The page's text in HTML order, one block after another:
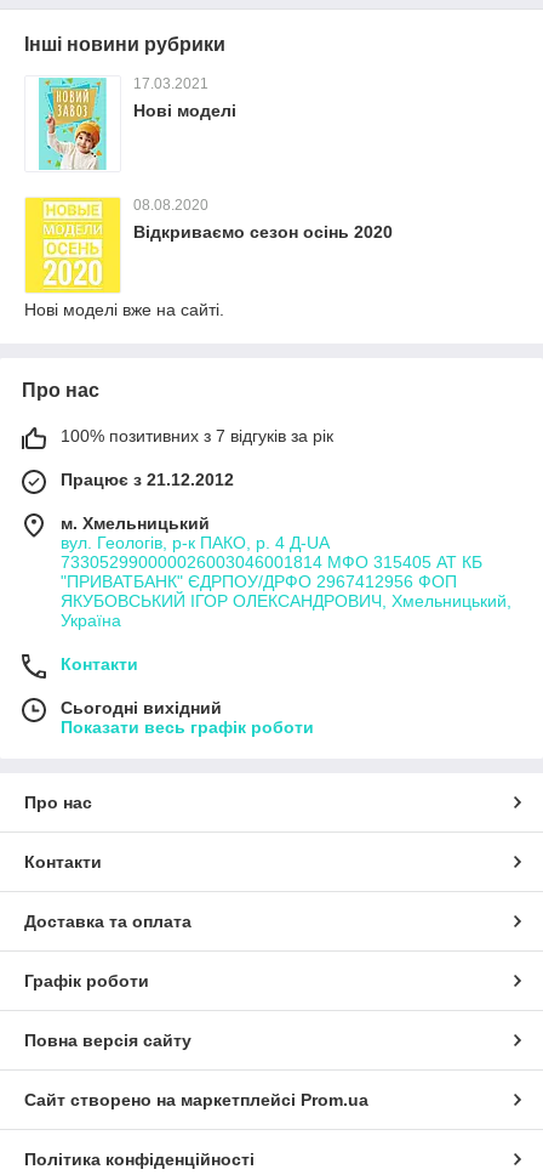
Інші новини рубрики
17.03.2021
Нові моделі
08.08.2020
Відкриваємо сезон осінь 2020
Нові моделі вже на сайті.
Про нас
100% позитивних з 7 відгуків за рік
Працює з 21.12.2012
м. Хмельницький
вул. Геологів, р-к ПАКО, р. 4 Д-UA
733052990000026003046001814 МФО 315405 АТ КБ
"ПРИВАТБАНК" ЄДРПОУ/ДРФО 2967412956 ФОП
ЯКУБОВСЬКИЙ ІГОР ОЛЕКСАНДРОВИЧ, Хмельницький,
Україна
Контакти
Сьогодні вихідний
Показати весь графік роботи
Про нас
Контакти
Доставка та оплата
Графік роботи
Повна версія сайту
Сайт створено на маркетплейсі Prom.ua
Політика конфіденційності